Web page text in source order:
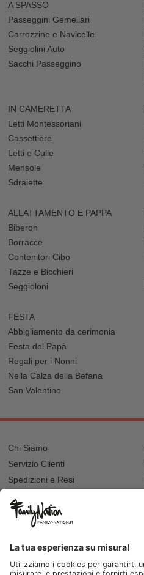
A SPASSO
Passeggini Gemellari
Carrozzine e Navicelle
Seggiolini Auto
Sacchi Passeggino
IN CAMERETTA
Letti Montessoriani
Cassettiere
Letti e Culle
Mensole
Sdraiette
ALLATTAMENTO E PAPPA
Biberon
Borracce
Contenitori Cibo
Tazze e Bicchieri
Seggioloni
FESTA
Abbigliamento da cerimonia
Festa del Papà
Regali per i Nonni
Nella Calza della Befana
San Valentino
Chi Siamo
Servizio Clienti
Spedizioni e Resi
Recupero password?
Lista regalo e nascita